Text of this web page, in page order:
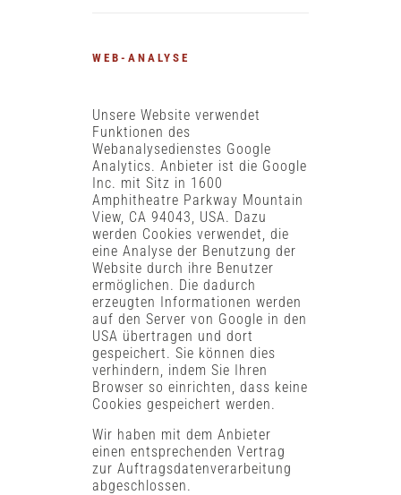
WEB-ANALYSE
Unsere Website verwendet
Funktionen des
Webanalysedienstes Google
Analytics. Anbieter ist die Google
Inc. mit Sitz in 1600
Amphitheatre Parkway Mountain
View, CA 94043, USA. Dazu
werden Cookies verwendet, die
eine Analyse der Benutzung der
Website durch ihre Benutzer
ermöglichen. Die dadurch
erzeugten Informationen werden
auf den Server von Google in den
USA übertragen und dort
gespeichert. Sie können dies
verhindern, indem Sie Ihren
Browser so einrichten, dass keine
Cookies gespeichert werden.
Wir haben mit dem Anbieter
einen entsprechenden Vertrag
zur Auftragsdatenverarbeitung
abgeschlossen.